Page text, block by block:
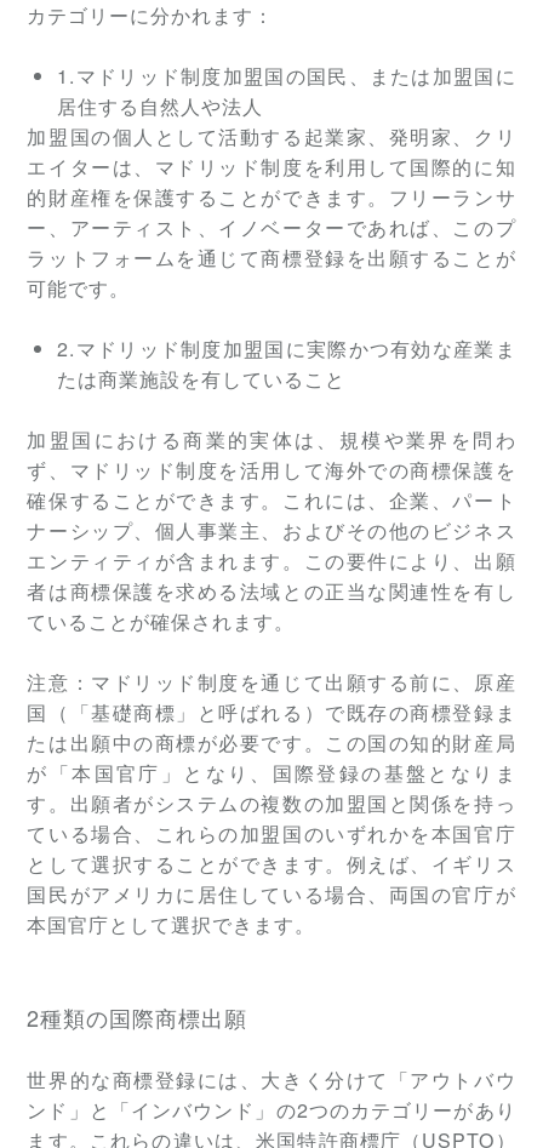
カテゴリーに分かれます：
1.マドリッド制度加盟国の国民、または加盟国に
居住する自然人や法人
加盟国の個人として活動する起業家、発明家、クリ
エイターは、マドリッド制度を利用して国際的に知
的財産権を保護することができます。フリーランサ
ー、アーティスト、イノベーターであれば、このプ
ラットフォームを通じて商標登録を出願することが
可能です。
2.マドリッド制度加盟国に実際かつ有効な産業ま
たは商業施設を有していること
加盟国における商業的実体は、規模や業界を問わ
ず、マドリッド制度を活用して海外での商標保護を
確保することができます。これには、企業、パート
ナーシップ、個人事業主、およびその他のビジネス
エンティティが含まれます。この要件により、出願
者は商標保護を求める法域との正当な関連性を有し
ていることが確保されます。
注意：マドリッド制度を通じて出願する前に、原産
国（「基礎商標」と呼ばれる）で既存の商標登録ま
たは出願中の商標が必要です。この国の知的財産局
が「本国官庁」となり、国際登録の基盤となりま
す。出願者がシステムの複数の加盟国と関係を持っ
ている場合、これらの加盟国のいずれかを本国官庁
として選択することができます。例えば、イギリス
国民がアメリカに居住している場合、両国の官庁が
本国官庁として選択できます。
2種類の国際商標出願
世界的な商標登録には、大きく分けて「アウトバウ
ンド」と「インバウンド」の2つのカテゴリーがあり
ます。これらの違いは、米国特許商標庁（USPTO）